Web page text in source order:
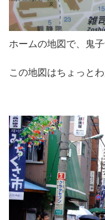
ホームの地図で、鬼
この地図はちょっと